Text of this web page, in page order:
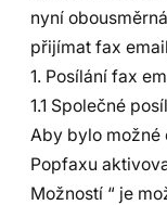
nyní
přijímat fax
1. Posílání fax
1.1 Společné
Aby bylo možné
Popfaxu
Možností “ je